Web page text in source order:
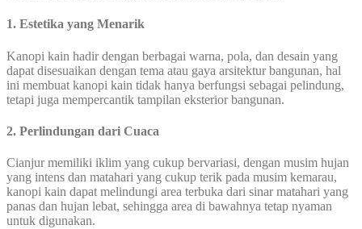
1. Estetika yang Menarik
Kanopi kain hadir dengan berbagai warna, pola, dan desain yang
dapat disesuaikan dengan tema atau gaya arsitektur bangunan, hal
ini membuat kanopi kain tidak hanya berfungsi sebagai pelindung,
tetapi juga mempercantik tampilan eksterior bangunan.
2. Perlindungan dari Cuaca
Cianjur memiliki iklim yang cukup bervariasi, dengan musim hujan
yang intens dan matahari yang cukup terik pada musim kemarau,
kanopi kain dapat melindungi area terbuka dari sinar matahari yang
panas dan hujan lebat, sehingga area di bawahnya tetap nyaman
untuk digunakan.